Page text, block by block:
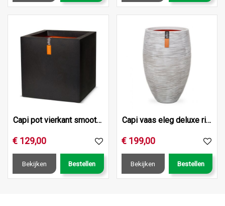
Capi pot vierkant smooth nl 50x50x50 zwart
€ 129,00
Bekijken Bestellen
Capi vaas eleg deluxe rib nl d56h84 ivr
€ 199,00
Bekijken Bestellen